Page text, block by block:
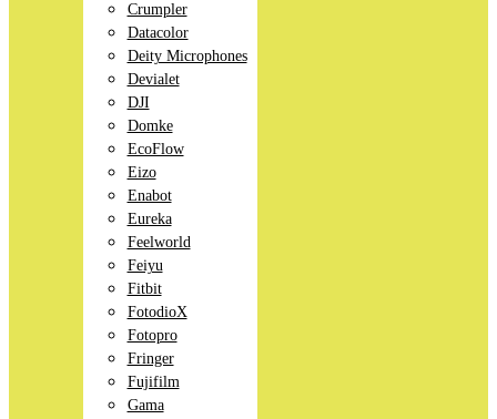
Crumpler
Datacolor
Deity Microphones
Devialet
DJI
Domke
EcoFlow
Eizo
Enabot
Eureka
Feelworld
Feiyu
Fitbit
FotodioX
Fotopro
Fringer
Fujifilm
Gama